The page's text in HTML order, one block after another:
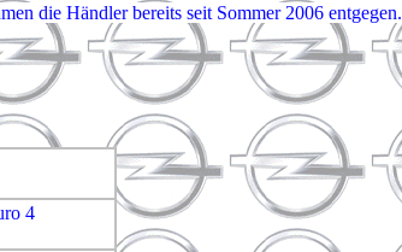
die Händler bereits seit Sommer 2006 entgegen.
4